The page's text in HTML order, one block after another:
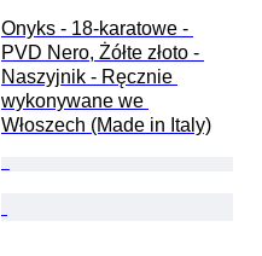
Onyks - 18-karatowe -
PVD Nero, Żółte złoto -
Naszyjnik - Ręcznie
wykonywane we
Włoszech (Made in Italy)